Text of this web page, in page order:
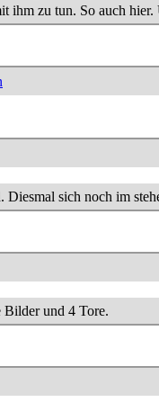
ihm zu tun. So auch
sich noch im
und 4 Tore.